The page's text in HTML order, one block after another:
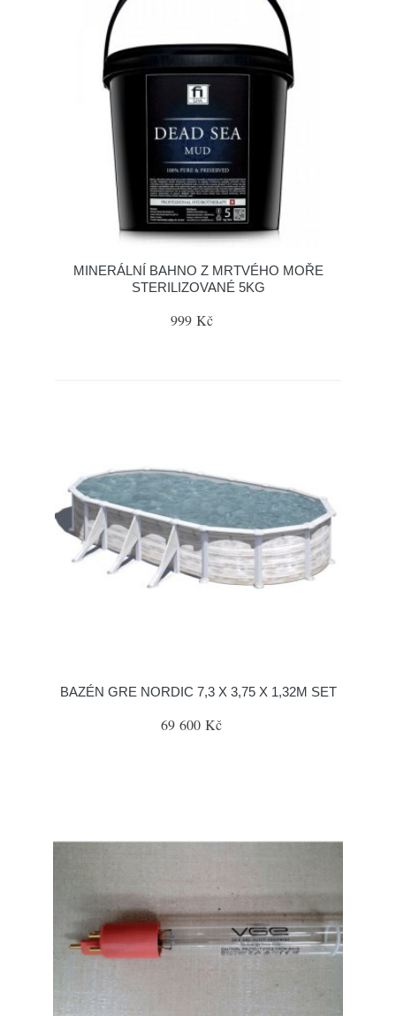
MINERÁLNÍ BAHNO Z MRTVÉHO MOŘE
STERILIZOVANÉ 5KG
999 Kč
BAZÉN GRE NORDIC 7,3 X 3,75 X 1,32M SET
69 600 Kč